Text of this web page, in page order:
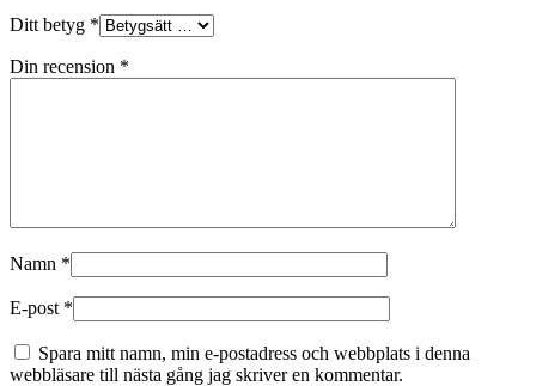
Ditt betyg *
Din recension *
Namn *
E-post *
Spara mitt namn, min e-postadress och webbplats i denna
webbläsare till nästa gång jag skriver en kommentar.